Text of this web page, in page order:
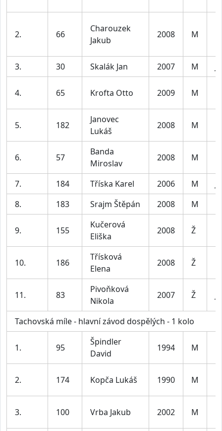
2. 66
Charouzek
Jakub
2008 M
3. 30 Skalák Jan 2007 M
4. 65 Krofta Otto 2009 M
5. 182
Janovec
Lukáš
2008 M
6. 57
Banda
Miroslav
2008 M
7. 184 Tříska Karel 2006 M
8.
183 Srajm Štěpán 2008 M
9. 155
Kučerová
Eliška
2008 Ž
10. 186
Třísková
Elena
2008 Ž
11. 83
Pivoňková
Nikola
2007 Ž
Tachovská míle - hlavní závod dospělých - 1 kolo
1. 95
Špindler
David
1994 M
2. 174 Kopča Lukáš 1990 M
3. 100 Vrba Jakub 2002 M